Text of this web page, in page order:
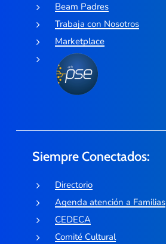
Beam Padres
Trabaja con Nosotros
Marketplace
Siempre Conectados:
Directorio
Agenda atención a Familias
CEDECA
Comité Cultural